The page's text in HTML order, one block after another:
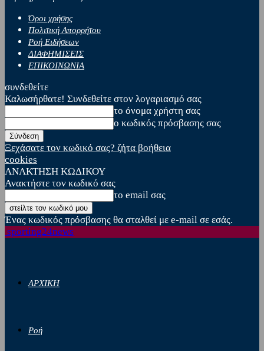
Όροι χρήσης
Πολιτική Απορρήτου
Ροή Ειδήσεων
ΔΙΑΦΗΜΙΣΕΙΣ
ΕΠΙΚΟΙΝΩΝΙΑ
συνδεθείτε
Καλωσήρθατε! Συνδεθείτε στον λογαριασμό σας
το όνομα χρήστη σας
ο κωδικός πρόσβασης σας
Ξεχάσατε τον κωδικό σας? ζήτα βοήθεια
cookies
ΑΝΑΚΤΗΣΗ ΚΩΔΙΚΟΥ
Ανακτήστε τον κωδικό σας
το email σας
Ένας κωδικός πρόσβασης θα σταλθεί με e-mail σε εσάς.
sporting24news
ΑΡΧΙΚΗ
Ροή